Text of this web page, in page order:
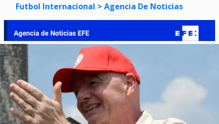
Futbol Internacional > Agencia De Noticias